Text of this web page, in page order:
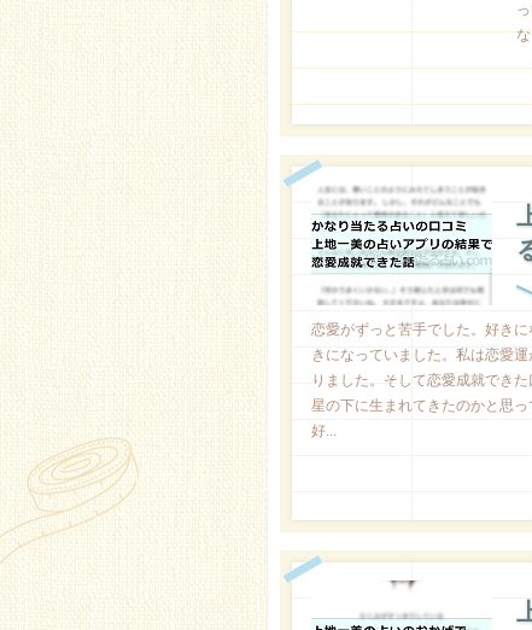
恋愛がずっと苦手でした。好き
きになっていました。私は恋愛
りました。そして恋愛成就でき
星の下に生まれてきたのかと思
好...